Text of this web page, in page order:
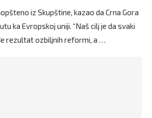
iz Skupštine, kazao da Crna Gora
ka Evropskoj uniji. “Naš cilj je da svaki
rezultat ozbiljnih reformi, a …